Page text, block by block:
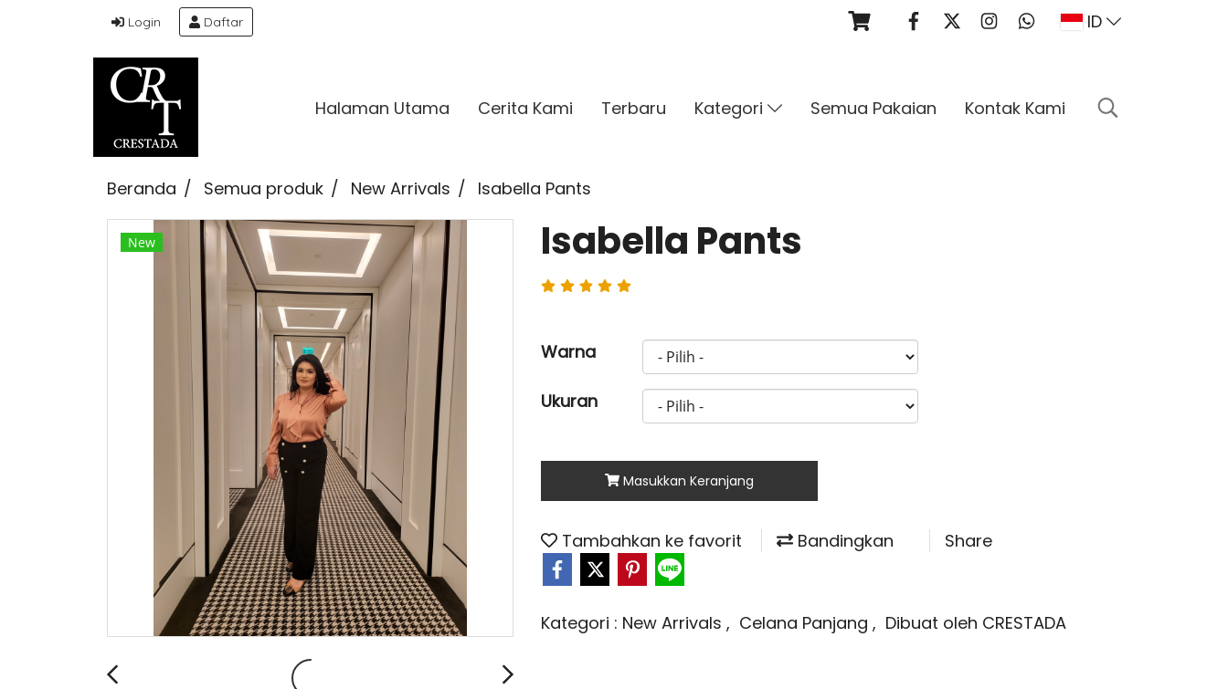
Login Daftar ID
Halaman Utama Cerita Kami Terbaru Kategori Semua Pakaian Kontak Kami
Beranda Semua produk New Arrivals Isabella Pants
New Isabella Pants
Warna
Ukuran
Masukkan Keranjang
Tambahkan ke favorit Bandingkan Share
Kategori : New Arrivals , Celana Panjang , Dibuat oleh CRESTADA